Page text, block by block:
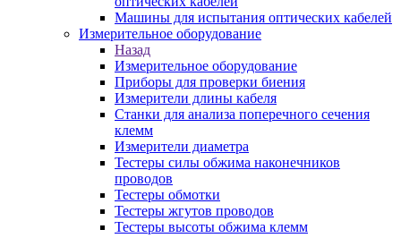
Машины для испытания оптических кабелей
Измерительное оборудование
Назад
Измерительное оборудование
Приборы для проверки биения
Измерители длины кабеля
Станки для анализа поперечного сечения
клемм
Измерители диаметра
Тестеры силы обжима наконечников
проводов
Тестеры обмотки
Тестеры жгутов проводов
Тестеры высоты обжима клемм